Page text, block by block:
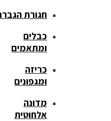
חגורת הגברה
כבלים
ומתאמים
כריזה
ומגפונים
מדונה
אלחוטית